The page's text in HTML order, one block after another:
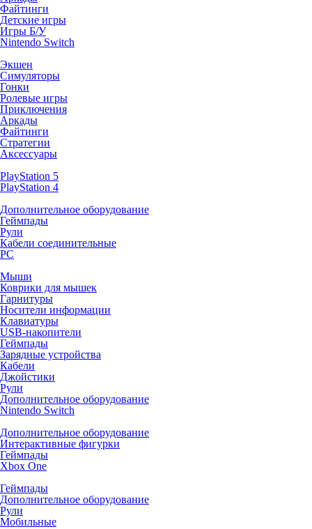
Файтинги
Детские игры
Игры Б/У
Nintendo Switch
Экшен
Симуляторы
Гонки
Ролевые игры
Приключения
Аркады
Файтинги
Стратегии
Аксессуары
PlayStation 5
PlayStation 4
Дополнительное оборудование
Геймпады
Рули
Кабели соединительные
PC
Мыши
Коврики для мышек
Гарнитуры
Носители информации
Клавиатуры
USB-накопители
Геймпады
Зарядные устройства
Кабели
Джойстики
Рули
Дополнительное оборудование
Nintendo Switch
Дополнительное оборудование
Интерактивные фигурки
Геймпады
Xbox One
Геймпады
Дополнительное оборудование
Рули
Мобильные